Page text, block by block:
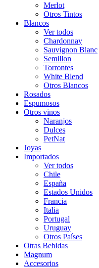
Merlot
Otros Tintos
Blancos
Ver todos
Chardonnay
Sauvignon Blanc
Semillon
Torrontes
White Blend
Otros Blancos
Rosados
Espumosos
Otros vinos
Naranjos
Dulces
PetNat
Joyas
Importados
Ver todos
Chile
España
Estados Unidos
Francia
Italia
Portugal
Uruguay
Otros Países
Otras Bebidas
Magnum
Accesorios